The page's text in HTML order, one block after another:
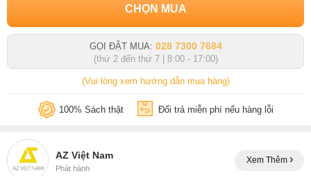
CHỌN MUA
GỌI ĐẶT MUA: 028 7300 7684
(thứ 2 đến thứ 7 | 8:00 - 17:00)
(Vui lòng xem hướng dẫn mua hàng)
100% Sách thật Đổi trả miễn phí nếu hàng lỗi
AZ Việt Nam
Phát hành
Xem Thêm